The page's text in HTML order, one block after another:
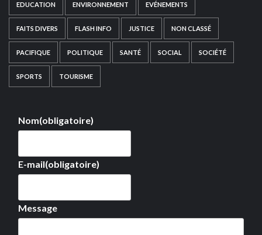
EDUCATION ENVIRONNEMENT EVÉNEMENTS
FAITS DIVERS FLASH INFO JUSTICE NON CLASSÉ
PACIFIQUE POLITIQUE SANTÉ SOCIAL SOCIÉTÉ
SPORTS TOURISME
Nom(obligatoire)
E-mail(obligatoire)
Message